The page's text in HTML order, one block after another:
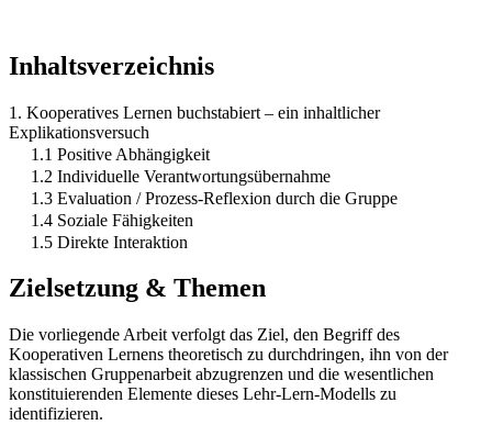
Inhaltsverzeichnis
1. Kooperatives Lernen buchstabiert – ein inhaltlicher
Explikationsversuch
1.1 Positive Abhängigkeit
1.2 Individuelle Verantwortungsübernahme
1.3 Evaluation / Prozess-Reflexion durch die Gruppe
1.4 Soziale Fähigkeiten
1.5 Direkte Interaktion
Zielsetzung & Themen
Die vorliegende Arbeit verfolgt das Ziel, den Begriff des
Kooperativen Lernens theoretisch zu durchdringen, ihn von der
klassischen Gruppenarbeit abzugrenzen und die wesentlichen
konstituierenden Elemente dieses Lehr-Lern-Modells zu
identifizieren.